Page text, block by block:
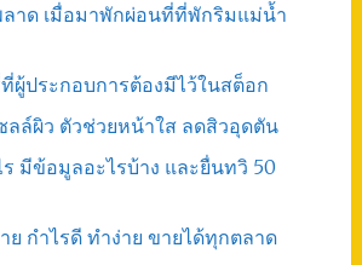
าด เมื่อมาพักผ่อนที่ที่พักริมแม่น้ำ
ที่ผู้ประกอบการต้องมีไว้ในสต็อก
ลล์ผิว ตัวช่วยหน้าใส ลดสิวอุดตัน
มีข้อมูลอะไรบ้าง และยื่นทวิ 50
กำไรดี ทำง่าย ขายได้ทุกตลาด